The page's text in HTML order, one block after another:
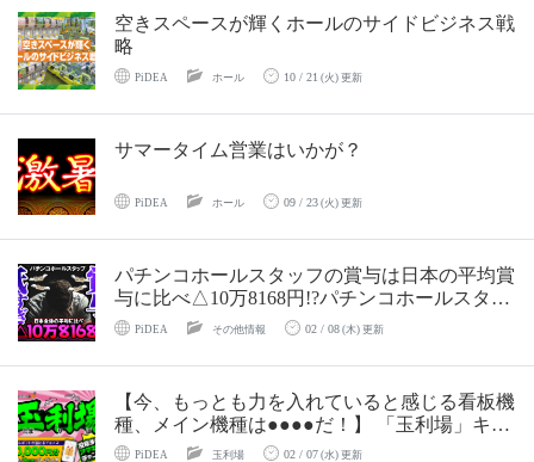
空きスペースが輝くホールのサイドビジネス戦
略
PiDEA ホール 10 / 21 (火) 更新
サマータイム営業はいかが？
PiDEA ホール 09 / 23(火) 更新
パチンコホールスタッフの賞与は日本の平均賞
与に比べ△10万8168円!?パチンコホールスタッ
フの賞与低すぎでは!?
PiDEA その他情報 02 / 08(木) 更新
【今、もっとも力を入れていると感じる看板機
種、メイン機種は●●●●だ！】 「玉利場」キャ
ンペーン第11弾開始！
PiDEA 玉利場 02 / 07(水) 更新